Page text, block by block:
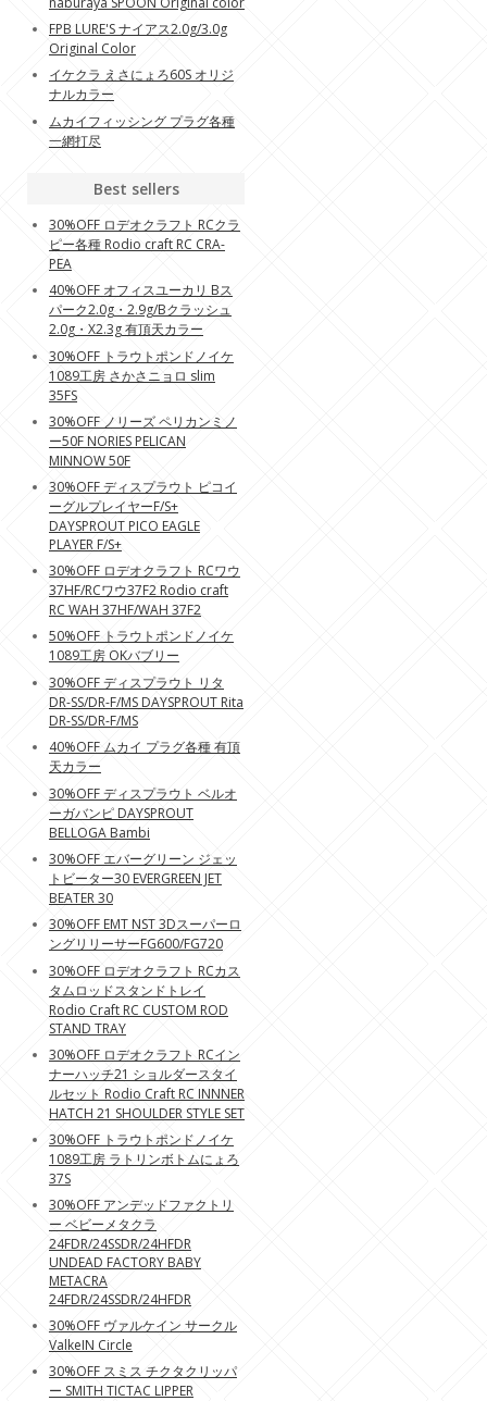
FPB LURE'S ナイアス2.0g/3.0g
Original Color
イケクラ えさにょろ60S オリジ
ナルカラー
ムカイフィッシング プラグ各種
一網打尽
Best sellers
30%OFF ロデオクラフト RCクラ
ピー各種 Rodio craft RC CRA-
PEA
40%OFF オフィスユーカリ Bス
パーク2.0g・2.9g/Bクラッシュ
2.0g・X2.3g 有頂天カラー
30%OFF トラウトポンドノイケ
1089工房 さかさニョロ slim
35FS
30%OFF ノリーズ ペリカンミノ
ー50F NORIES PELICAN
MINNOW 50F
30%OFF ディスプラウト ピコイ
ーグルプレイヤーF/S+
DAYSPROUT PICO EAGLE
PLAYER F/S+
30%OFF ロデオクラフト RCワウ
37HF/RCワウ37F2 Rodio craft
RC WAH 37HF/WAH 37F2
50%OFF トラウトポンドノイケ
1089工房 OKバブリー
30%OFF ディスプラウト リタ
DR-SS/DR-F/MS DAYSPROUT Rita
DR-SS/DR-F/MS
40%OFF ムカイ プラグ各種 有頂
天カラー
30%OFF ディスプラウト ベルオ
ーガバンピ DAYSPROUT
BELLOGA Bambi
30%OFF エバーグリーン ジェッ
トビーター30 EVERGREEN JET
BEATER 30
30%OFF EMT NST 3Dスーパーロ
ングリリーサーFG600/FG720
30%OFF ロデオクラフト RCカス
タムロッドスタンドトレイ
Rodio Craft RC CUSTOM ROD
STAND TRAY
30%OFF ロデオクラフト RCイン
ナーハッチ21 ショルダースタイ
ルセット Rodio Craft RC INNNER
HATCH 21 SHOULDER STYLE SET
30%OFF トラウトポンドノイケ
1089工房 ラトリンボトムにょろ
37S
30%OFF アンデッドファクトリ
ー ベビーメタクラ
24FDR/24SSDR/24HFDR
UNDEAD FACTORY BABY
METACRA
24FDR/24SSDR/24HFDR
30%OFF ヴァルケイン サークル
ValkeIN Circle
30%OFF スミス チクタクリッパ
ー SMITH TICTAC LIPPER